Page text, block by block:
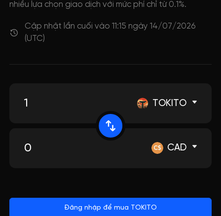
nhiều lựa chọn giao dịch với mức phí chỉ từ 0.1%.
Cập nhật lần cuối vào 11:15 ngày 14/07/2026
(UTC)
TOKITO
CAD
Đăng nhập để mua TOKITO